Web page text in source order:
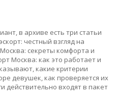
в архиве есть три статьи
честный взгляд на
секреты комфорта и
Москва: как это работает и
какие критерии
девушек, как проверяется их
действительно входят в пакет